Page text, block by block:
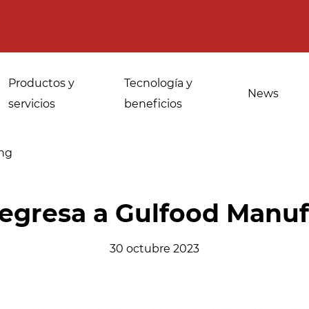
Productos y
servicios
panaderías
Desinfección de
especias, hierbas
medicinales y
Tecnología y
beneficios
News
a Gulfood
30 octubre 2023